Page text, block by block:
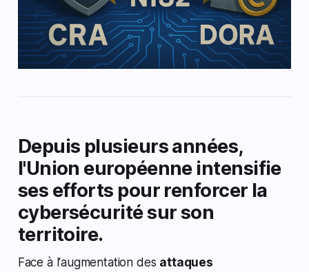
Depuis plusieurs années,
l'Union européenne intensifie
ses efforts pour renforcer la
cybersécurité sur son
territoire.
Face à l'augmentation des attaques